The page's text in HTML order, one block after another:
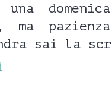
una
ma
sai la